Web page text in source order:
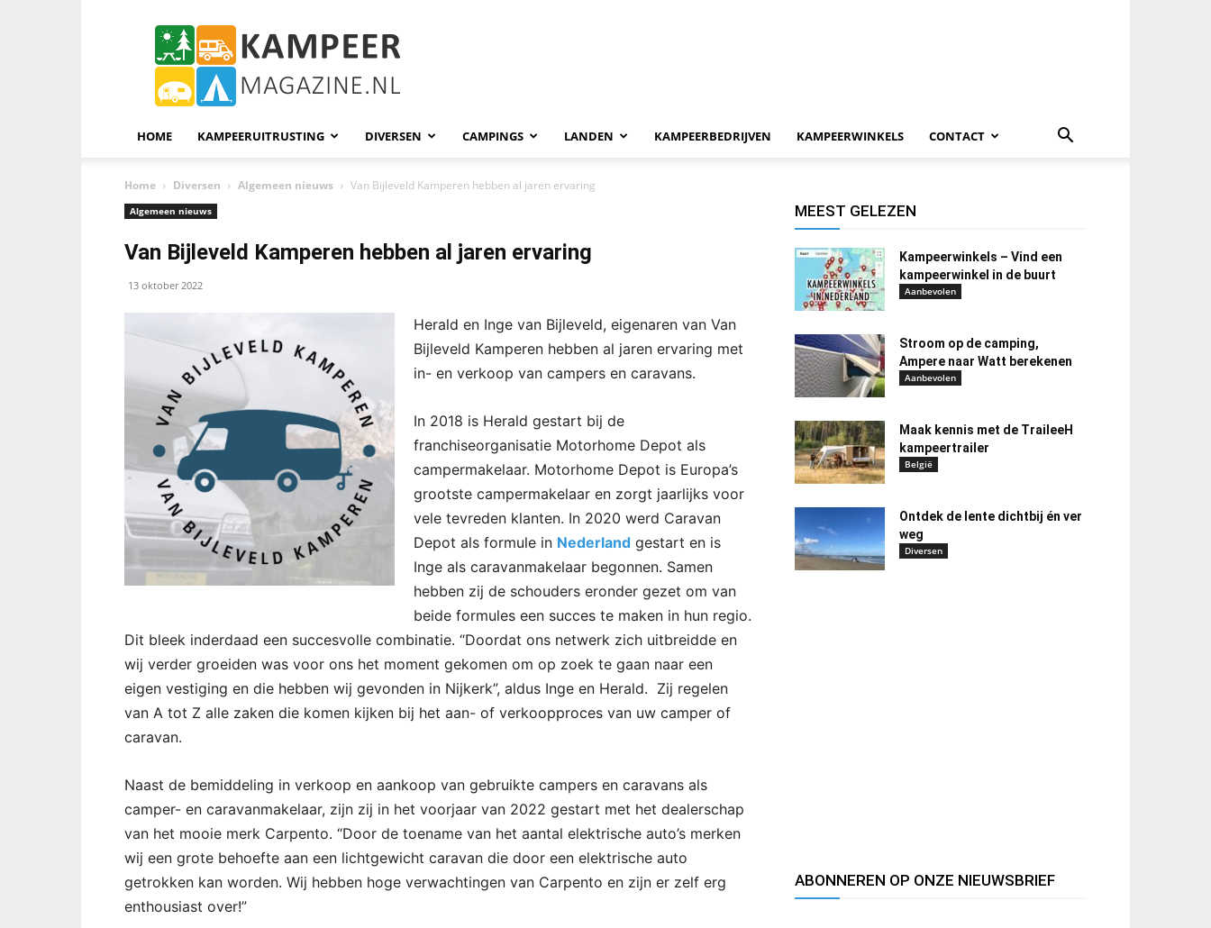
KampeerMagazine
HOME KAMPEERUITRUSTING DIVERSEN CAMPINGS LANDEN KAMPEERBEDRIJVEN KAMPEERWINKELS CONTACT
Home Diversen Algemeen nieuws Van Bijleveld Kamperen hebben al jaren ervaring
Algemeen nieuws
Van Bijleveld Kamperen hebben al jaren ervaring
13 oktober 2022
Herald en Inge van Bijleveld, eigenaren van Van
Bijleveld Kamperen hebben al jaren ervaring met
in- en verkoop van campers en caravans.
In 2018 is Herald gestart bij de
franchiseorganisatie Motorhome Depot als
campermakelaar. Motorhome Depot is Europa’s
grootste campermakelaar en zorgt jaarlijks voor
vele tevreden klanten. In 2020 werd Caravan
Depot als formule in Nederland gestart en is
Inge als caravanmakelaar begonnen. Samen
hebben zij de schouders eronder gezet om van
beide formules een succes te maken in hun regio.
Dit bleek inderdaad een succesvolle combinatie. “Doordat ons netwerk zich uitbreidde en
wij verder groeiden was voor ons het moment gekomen om op zoek te gaan naar een
eigen vestiging en die hebben wij gevonden in Nijkerk”, aldus Inge en Herald. Zij regelen
van A tot Z alle zaken die komen kijken bij het aan- of verkoopproces van uw camper of
caravan.
Naast de bemiddeling in verkoop en aankoop van gebruikte campers en caravans als
camper- en caravanmakelaar, zijn zij in het voorjaar van 2022 gestart met het dealerschap
van het mooie merk Carpento. “Door de toename van het aantal elektrische auto’s merken
wij een grote behoefte aan een lichtgewicht caravan die door een elektrische auto
getrokken kan worden. Wij hebben hoge verwachtingen van Carpento en zijn er zelf erg
enthousiast over!”
MEEST GELEZEN
Kampeerwinkels – Vind een
kampeerwinkel in de buurt
Aanbevolen
Stroom op de camping,
Ampere naar Watt berekenen
Aanbevolen
Maak kennis met de TraileeH
kampeertrailer
België
Ontdek de lente dichtbij én ver
weg
Diversen
ABONNEREN OP ONZE NIEUWSBRIEF